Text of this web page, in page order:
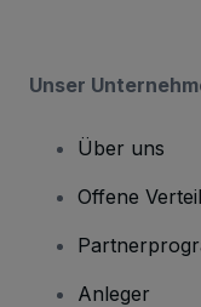
Unser
Über uns
Offene
Anleger